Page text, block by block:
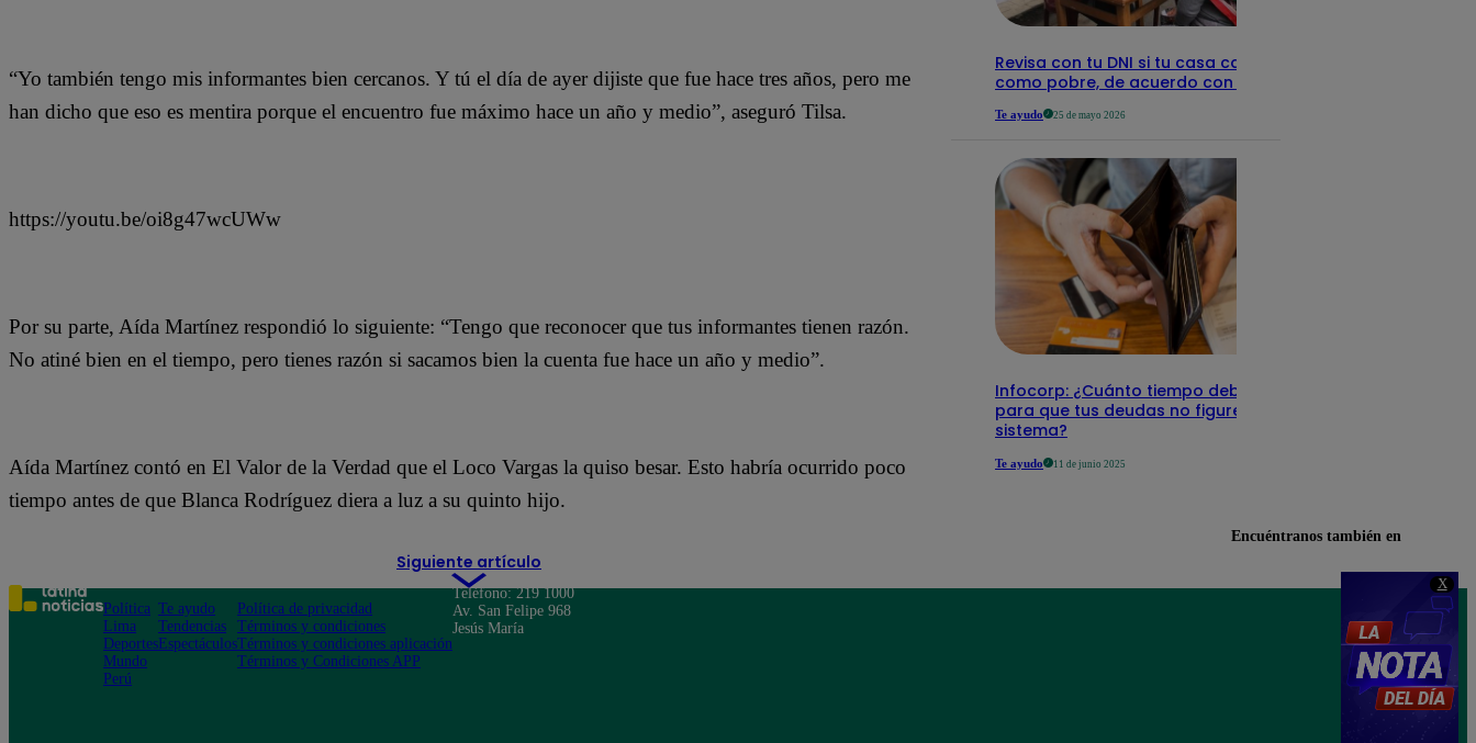
X
“Yo también tengo mis informantes bien cercanos. Y tú el día de ayer dijiste que fue hace tres años, pero me
han dicho que eso es mentira porque el encuentro fue máximo hace un año y medio”, aseguró Tilsa.
https://youtu.be/oi8g47wcUWw
Por su parte, Aída Martínez respondió lo siguiente: “Tengo que reconocer que tus informantes tienen razón.
No atiné bien en el tiempo, pero tienes razón si sacamos bien la cuenta fue hace un año y medio”.
Aída Martínez contó en El Valor de la Verdad que el Loco Vargas la quiso besar. Esto habría ocurrido poco
tiempo antes de que Blanca Rodríguez diera a luz a su quinto hijo.
Siguiente artículo
Revisa con tu DNI si tu casa califica
como pobre, de acuerdo con el Sisfoh
Te ayudo 25 de mayo 2026
Infocorp: ¿Cuánto tiempo debe pasar
para que tus deudas no figuren en su
sistema?
Te ayudo 11 de junio 2025
Encuéntranos también en
Política
Lima
Deportes
Mundo
Perú
Te ayudo
Tendencias
Espectáculos
Política de privacidad
Términos y condiciones
Términos y condiciones aplicación
Términos y Condiciones APP
Teléfono: 219 1000
Av. San Felipe 968
Jesús María